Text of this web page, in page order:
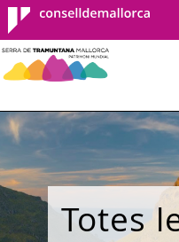
Consell de
Mallorca
Totes